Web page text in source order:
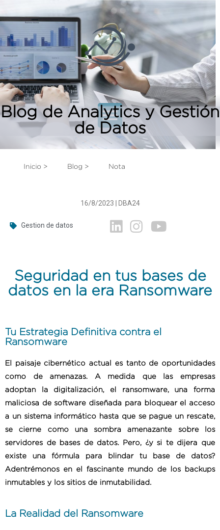
Blog de Analytics y Gestión
de Datos
Inicio > Blog > Nota
16/8/2023 | DBA24
Gestion de datos
Seguridad en tus bases de
datos en la era Ransomware
Tu Estrategia Definitiva contra el
Ransomware
El paisaje cibernético actual es tanto de oportunidades
como de amenazas. A medida que las empresas
adoptan la digitalización, el ransomware, una forma
maliciosa de software diseñada para bloquear el acceso
a un sistema informático hasta que se pague un rescate,
se cierne como una sombra amenazante sobre los
servidores de bases de datos. Pero, ¿y si te dijera que
existe una fórmula para blindar tu base de datos?
Adentrémonos en el fascinante mundo de los backups
inmutables y los sitios de inmutabilidad.
La Realidad del Ransomware